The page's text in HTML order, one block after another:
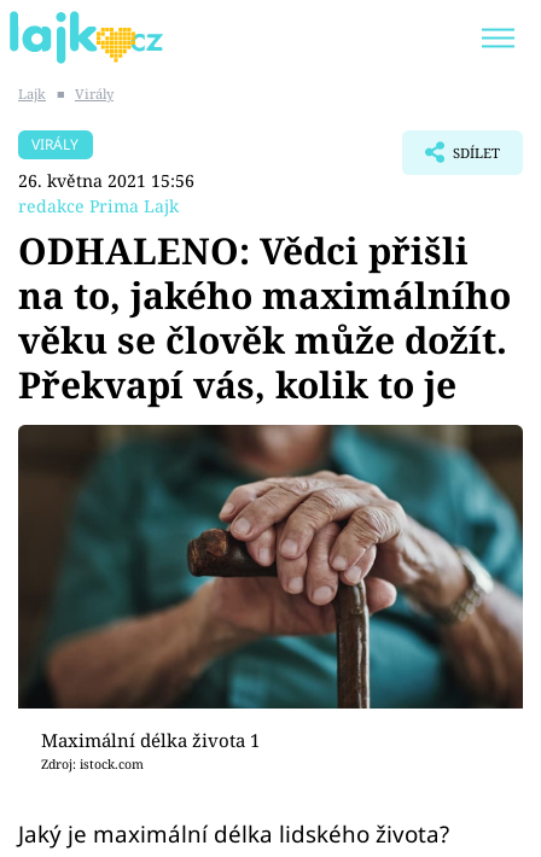
SHOPAHOLICADEL
Témata
Showbyznys
Youtubeři
Virály
Sex a vztahy
Sledujte prima+
Přihlášení
Sledujte nás
Lajk ■ Virály
VIRÁLY
26. května 2021 15:56
redakce Prima Lajk
SDÍLET
ODHALENO: Vědci přišli
na to, jakého maximálního
věku se člověk může dožít.
Překvapí vás, kolik to je
Maximální délka života 1
Zdroj: istock.com
Jaký je maximální délka lidského života?